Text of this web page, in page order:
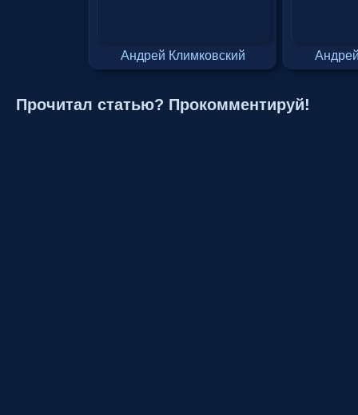
Андрей Климковский
Прочитал статью? Прокомментируй!